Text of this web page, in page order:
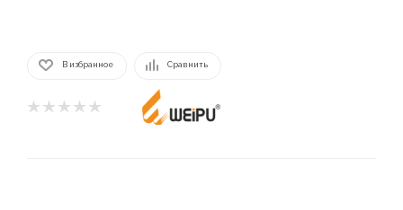
В избранное Сравнить